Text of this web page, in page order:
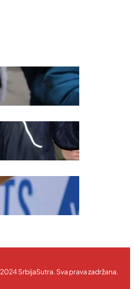
2024 SrbijaSutra. Sva prava zadržana.